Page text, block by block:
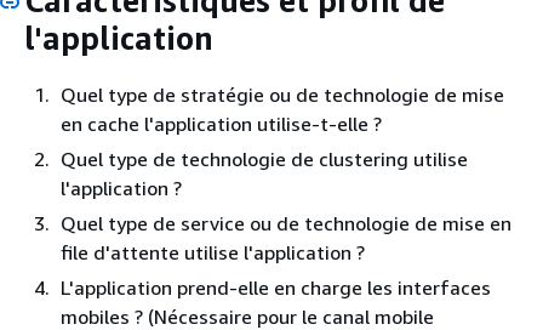
l'application
Quel type de stratégie ou de technologie de mise
en cache l'application utilise-t-elle ?
Quel type de technologie de clustering utilise
l'application ?
Quel type de service ou de technologie de mise en
file d'attente utilise l'application ?
L'application prend-elle en charge les interfaces
mobiles ? (Nécessaire pour le canal mobile